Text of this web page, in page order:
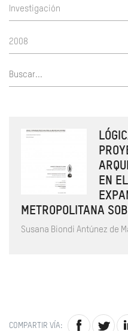
Investigación
2008
EN
METROPOLITANA
Susana Biondi Antúnez de
COMPARTIR VÍA: